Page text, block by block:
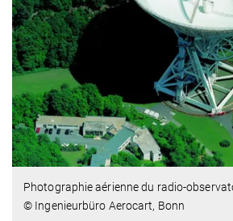
Photographie aérienne du radio-
© Ingenieurbüro Aerocart, Bonn